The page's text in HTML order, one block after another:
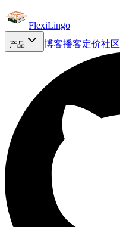
FlexiLingo
产品 博客播客定价社区